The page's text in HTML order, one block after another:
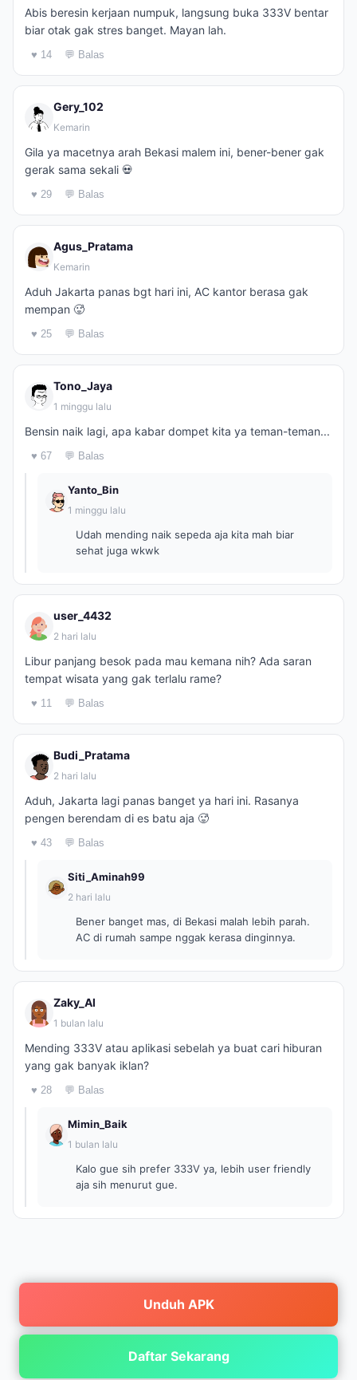
Abis beresin kerjaan numpuk, langsung buka 333V bentar
biar otak gak stres banget. Mayan lah.
♥ 14 💬 Balas
Gery_102
Kemarin
Gila ya macetnya arah Bekasi malem ini, bener-bener gak
gerak sama sekali 💀
♥ 29 💬 Balas
Agus_Pratama
Kemarin
Aduh Jakarta panas bgt hari ini, AC kantor berasa gak
mempan 🥵
♥ 25 💬 Balas
Tono_Jaya
1 minggu lalu
Bensin naik lagi, apa kabar dompet kita ya teman-teman...
♥ 67 💬 Balas
Yanto_Bin
1 minggu lalu
Udah mending naik sepeda aja kita mah biar
sehat juga wkwk
user_4432
2 hari lalu
Libur panjang besok pada mau kemana nih? Ada saran
tempat wisata yang gak terlalu rame?
♥ 11 💬 Balas
Budi_Pratama
2 hari lalu
Aduh, Jakarta lagi panas banget ya hari ini. Rasanya
pengen berendam di es batu aja 🥵
♥ 43 💬 Balas
Siti_Aminah99
2 hari lalu
Bener banget mas, di Bekasi malah lebih parah.
AC di rumah sampe nggak kerasa dinginnya.
Zaky_Al
1 bulan lalu
Mending 333V atau aplikasi sebelah ya buat cari hiburan
yang gak banyak iklan?
♥ 28 💬 Balas
Mimin_Baik
1 bulan lalu
Kalo gue sih prefer 333V ya, lebih user friendly
aja sih menurut gue.
Unduh APK
Daftar Sekarang